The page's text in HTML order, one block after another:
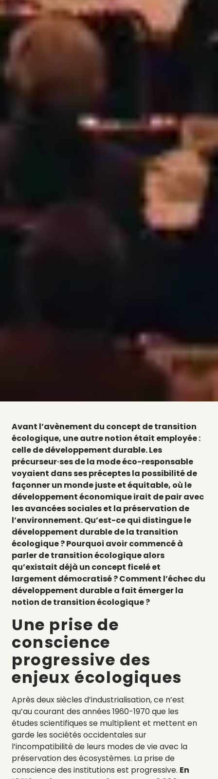
Avant l’avènement du concept de transition
écologique, une autre notion était employée :
celle de développement durable. Les
précurseur·sesde la mode éco-responsable
voyaient dans ses préceptes la possibilité de
façonner un monde juste et équitable, où le
développement économique irait de pair avec
les avancées sociales et la préservation de
l’environnement. Qu’est-ce qui distingue le
développement durable de la transition
écologique ? Pourquoi avoir commencé à
parler de transition écologique alors
qu’existait déjà un concept ficelé et
largement démocratisé ? Comment l’échec du
développement durable a fait émerger la
notion de transition écologique ?
Une prise de
conscience
progressive des
enjeux écologiques
Après deux siècles d’industrialisation, ce n’est
qu’au courant des années 1960-1970 que les
études scientifiques se multiplient et mettent en
garde les sociétés occidentales sur
l’incompatibilité de leurs modes de vie avec la
préservation des écosystèmes. La prise de
conscience des institutions est progressive. En